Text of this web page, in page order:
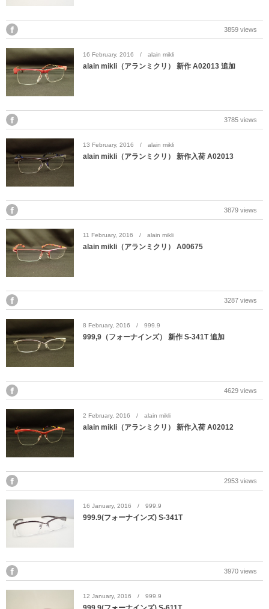
3859 views
16 February, 2016 alain mikli
alain mikli（アランミクリ） 新作 A02013 追加
3785 views
13 February, 2016 alain mikli
alain mikli（アランミクリ） 新作入荷 A02013
3879 views
11 February, 2016 alain mikli
alain mikli（アランミクリ） A00675
3287 views
8 February, 2016 999.9
999,9（フォーナインズ） 新作 S-341T 追加
4629 views
2 February, 2016 alain mikli
alain mikli（アランミクリ） 新作入荷 A02012
2953 views
16 January, 2016 999.9
999.9(フォーナインズ) S-341T
3970 views
12 January, 2016 999.9
JACQUES MARIE MAGE
LINDBERG
MYKITA
OAKLEY
OLIVER PEOPLES
Ray Ban
SAINT LAURENT
TOM FORD
TALEX